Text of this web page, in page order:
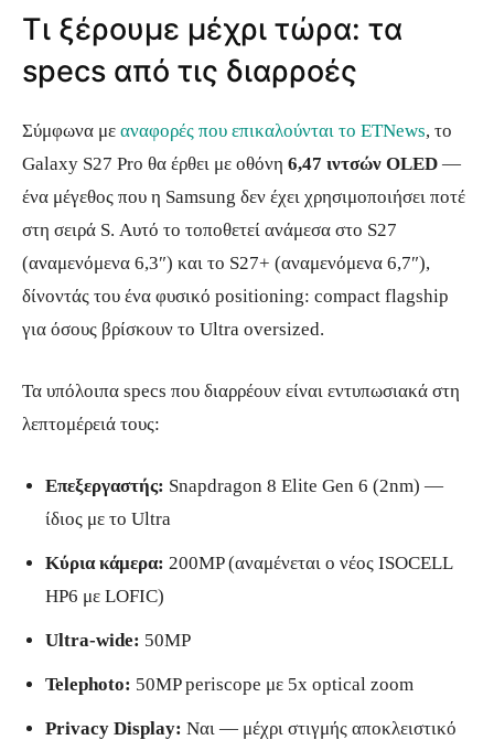
Τι ξέρουμε μέχρι τώρα: τα
specs από τις διαρροές
Σύμφωνα με αναφορές που επικαλούνται το ETNews, το
Galaxy S27 Pro θα έρθει με οθόνη 6,47 ιντσών OLED —
ένα μέγεθος που η Samsung δεν έχει χρησιμοποιήσει ποτέ
στη σειρά S. Αυτό το τοποθετεί ανάμεσα στο S27
(αναμενόμενα 6,3″) και το S27+ (αναμενόμενα 6,7″),
δίνοντάς του ένα φυσικό positioning: compact flagship
για όσους βρίσκουν το Ultra oversized.
Τα υπόλοιπα specs που διαρρέουν είναι εντυπωσιακά στη
λεπτομέρειά τους:
Επεξεργαστής: Snapdragon 8 Elite Gen 6 (2nm) —
ίδιος με το Ultra
Κύρια κάμερα: 200MP (αναμένεται ο νέος ISOCELL
HP6 με LOFIC)
Ultra-wide: 50MP
Telephoto: 50MP periscope με 5x optical zoom
Privacy Display: Ναι — μέχρι στιγμής αποκλειστικό